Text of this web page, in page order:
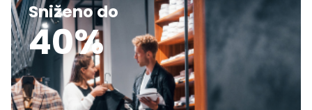
Sniženo do
40%